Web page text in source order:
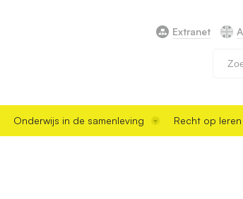
Extranet
Onderwijs in de samenleving Recht op leren